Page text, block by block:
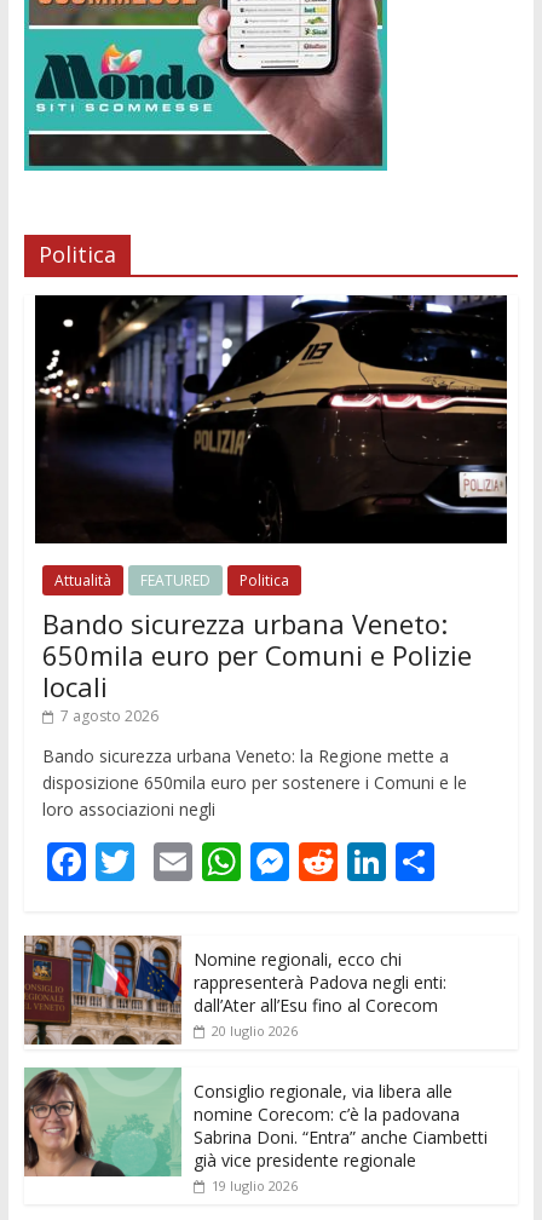
Politica
Attualità FEATURED Politica
Bando sicurezza urbana Veneto:
650mila euro per Comuni e Polizie
locali
7 agosto 2026
Bando sicurezza urbana Veneto: la Regione mette a
disposizione 650mila euro per sostenere i Comuni e le
loro associazioni negli
F
ac
e
b
o
o
k
T
w
itt
er
E
m
l
W
h
s
A
p
p
M
e
e
n
g
er
R
e
di
t
Li
n
e
dI
C
di
vi
Nomine regionali, ecco chi
rappresenterà Padova negli enti:
dall’Ater all’Esu fino al Corecom
20 luglio 2026
Consiglio regionale, via libera alle
nomine Corecom: c’è la padovana
Sabrina Doni. “Entra” anche Ciambetti
già vice presidente regionale
19 luglio 2026